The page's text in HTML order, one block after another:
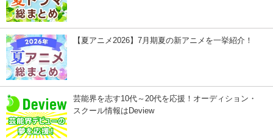
【夏アニメ2026】7月期夏の新アニメを一挙紹介！
芸能界を志す10代～20代を応援！オーディション・
スクール情報はDeview